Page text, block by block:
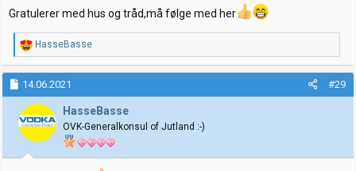
Gratulerer med hus og tråd,må følge med her
R
e
a
k
s
j
o
e
r
HasseBasse
14.06.2021 #29
HasseBasse
OVK-Generalkonsul of Jutland :-)